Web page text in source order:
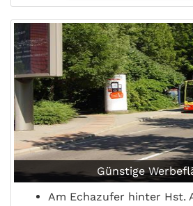
Günstige
Am Echazufer hinter Hst.